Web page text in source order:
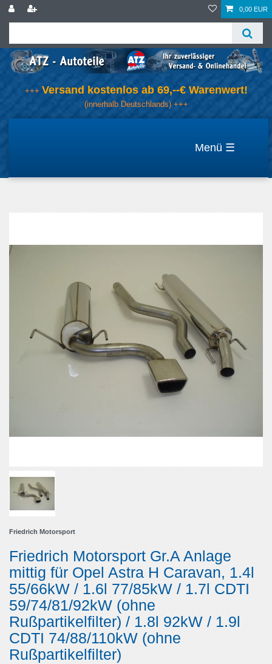
0,00 EUR
+++ Versand kostenlos ab 69,--€ Warenwert!
(innerhalb Deutschlands) +++
☰
Friedrich Motorsport
Friedrich Motorsport Gr.A Anlage
mittig für Opel Astra H Caravan, 1.4l
55/66kW / 1.6l 77/85kW / 1.7l CDTI
59/74/81/92kW (ohne
Rußpartikelfilter) / 1.8l 92kW / 1.9l
CDTI 74/88/110kW (ohne
Rußpartikelfilter)